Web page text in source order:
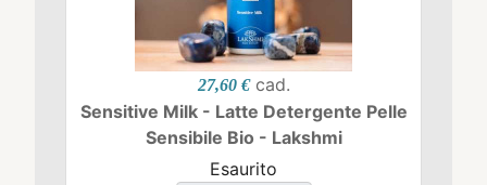
27,60 € cad.
Sensitive Milk - Latte Detergente Pelle
Sensibile Bio - Lakshmi
Esaurito